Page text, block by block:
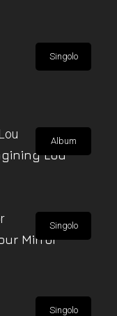
Singolo
Album
Lou
Singolo
Mirror
Singolo